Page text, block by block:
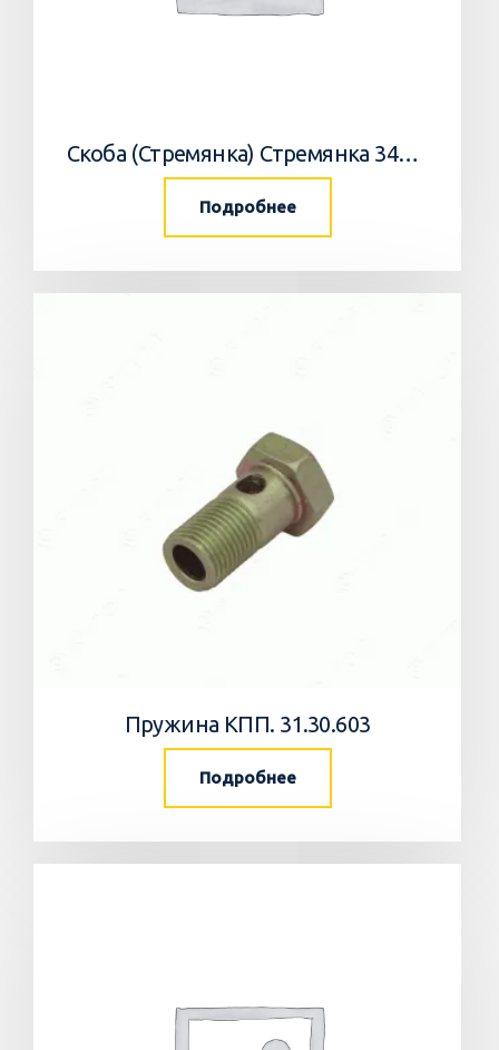
Скоба (Стремянка) Стремянка 34033502 Horsch
Подробнее
Пружина КПП. 31.30.603
Подробнее